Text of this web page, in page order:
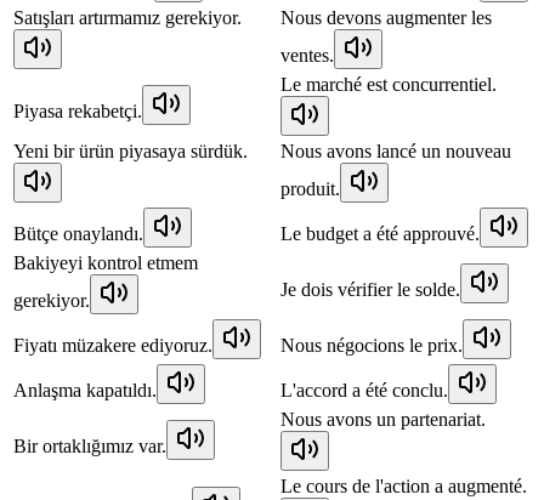
Satışları artırmamız gerekiyor.
Nous devons augmenter les
ventes.
Piyasa rekabetçi.
Le marché est concurrentiel.
Yeni bir ürün piyasaya sürdük.
Nous avons lancé un nouveau
produit.
Bütçe onaylandı.
Le budget a été approuvé.
Bakiyeyi kontrol etmem
gerekiyor.
Je dois vérifier le solde.
Fiyatı müzakere ediyoruz. Nous négocions le prix.
Anlaşma kapatıldı. L'accord a été conclu.
Bir ortaklığımız var.
Nous avons un partenariat.
Le cours de l'action a augmenté.